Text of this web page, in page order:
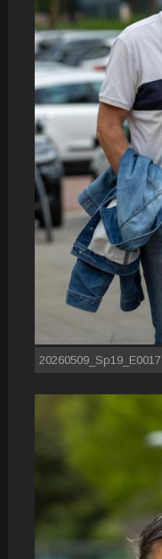
20260509_Sp19_E0017